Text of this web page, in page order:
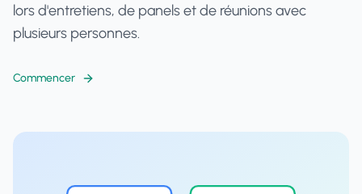
lors d'entretiens, de panels et de réunions avec
plusieurs personnes.
Commencer